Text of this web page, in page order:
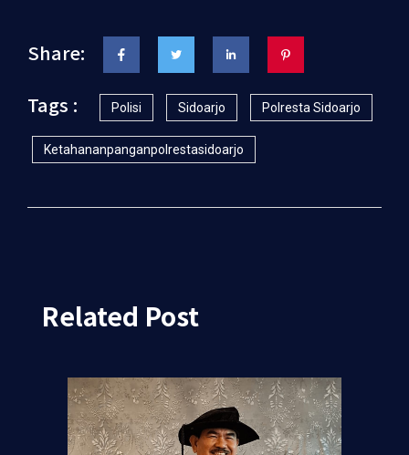
Share:
Tags :
Polisi Sidoarjo Polresta Sidoarjo
Ketahananpanganpolrestasidoarjo
Related Post